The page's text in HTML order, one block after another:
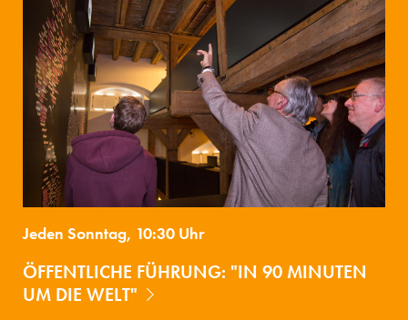
Jeden Sonntag, 10:30 Uhr
ÖFFENTLICHE FÜHRUNG: "IN 90 MINUTEN
UM DIE WELT"